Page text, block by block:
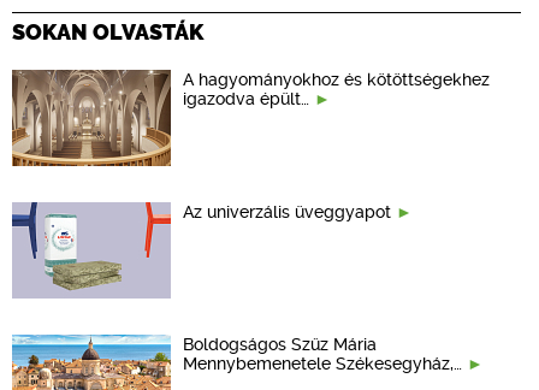
SOKAN OLVASTÁK
A hagyományokhoz és kötöttségekhez
igazodva épült…
Az univerzális üveggyapot
Boldogságos Szűz Mária
Mennybemenetele Székesegyház,…